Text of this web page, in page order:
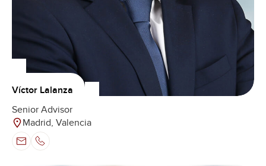
Víctor Lalanza
Senior Advisor
Madrid, Valencia